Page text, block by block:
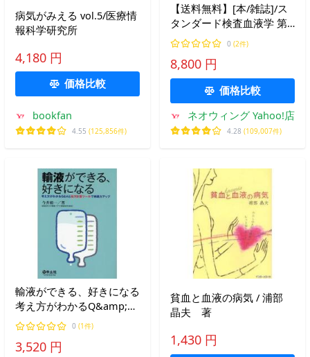
病気がみえる vol.5/医療情
報科学研究所
4,180 円
価格比較
bookfan
4.55 (125,856件)
【送料無料】[本/雑誌]/ス
タンダード検査血液学 第4
版/日本検査血液学会/編
0 (2件)
8,800 円
価格比較
ネオウィング Yahoo!店
4.28 (109,007件)
輸液ができる、好きになる
考え方がわかるQ&amp;A
と処方計算ツールで実践力
アップ/今井裕一
0 (1件)
3,520 円
貧血と血液の病気 / 浦部
晶夫 著
1,430 円